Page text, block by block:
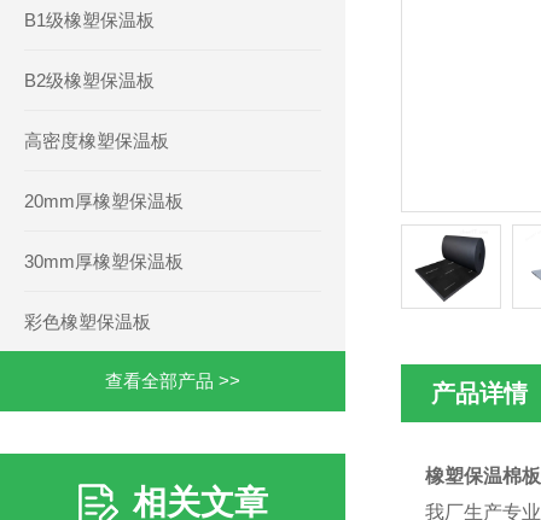
B1级橡塑保温板
B2级橡塑保温板
高密度橡塑保温板
20mm厚橡塑保温板
30mm厚橡塑保温板
彩色橡塑保温板
查看全部产品 >>
相关文章
产品详情
橡塑保温棉
我厂生产专